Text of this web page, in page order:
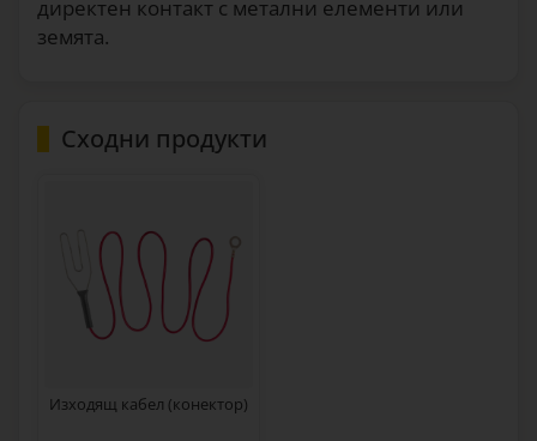
директен контакт с метални елементи или
земята.
Сходни продукти
Изходящ кабел (конектор)